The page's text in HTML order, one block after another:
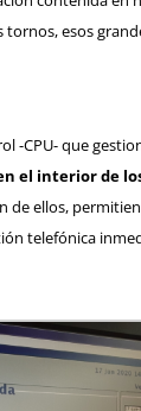
esos
-CPU- que
el interior de
ellos,
telefónica